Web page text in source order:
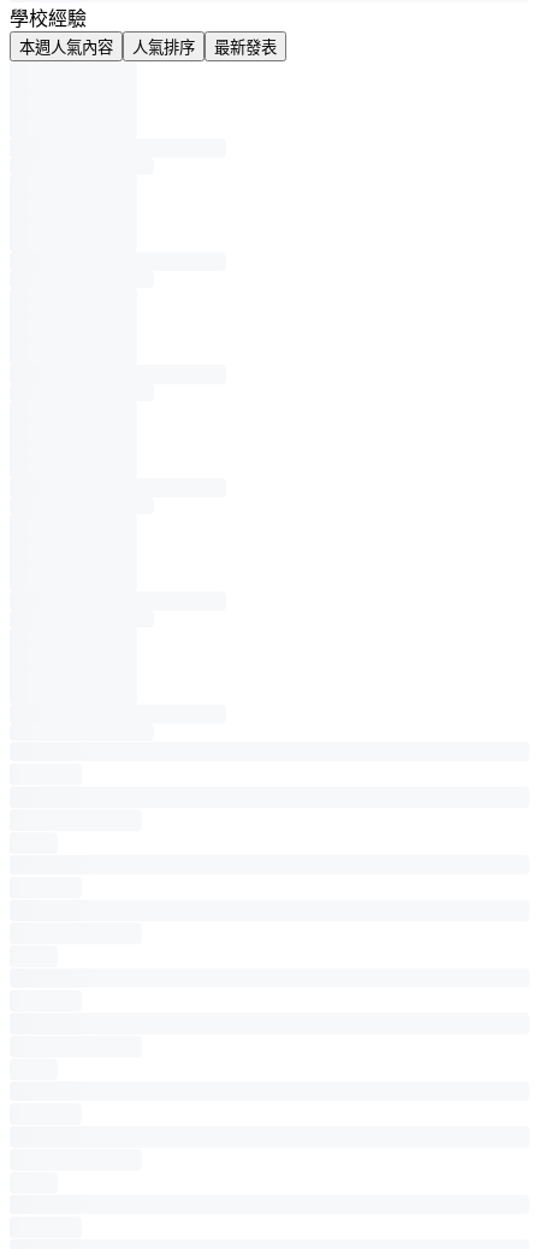
學校經驗
本週人氣內容 人氣排序 最新發表